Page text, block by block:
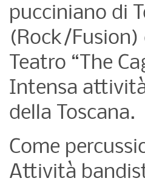
pucciniano di
(Rock/Fusion)
Teatro “The
Intensa
della Toscana.
Come
Attività